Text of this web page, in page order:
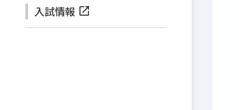
入試情報